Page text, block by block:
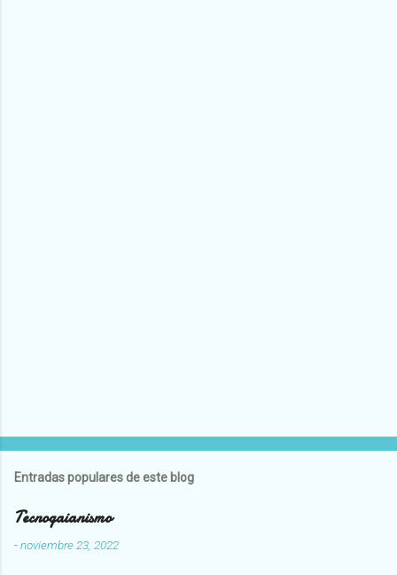
Entradas populares de este blog
Tecnogaianismo
-noviembre 23, 2022